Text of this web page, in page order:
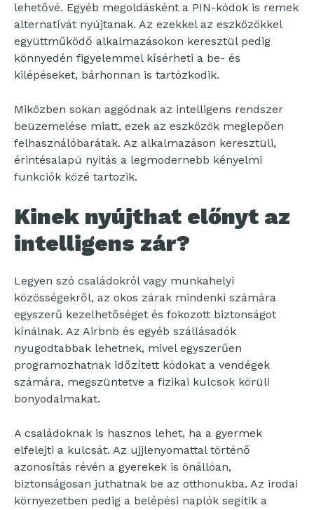
lehetővé. Egyéb megoldásként a PIN-kódok is remek
alternatívát nyújtanak. Az ezekkel az eszközökkel
együttműködő alkalmazásokon keresztül pedig
könnyedén figyelemmel kísérheti a be- és
kilépéseket, bárhonnan is tartózkodik.
Miközben sokan aggódnak az intelligens rendszer
beüzemelése miatt, ezek az eszközök meglepően
felhasználóbarátak. Az alkalmazáson keresztüli,
érintésalapú nyitás a legmodernebb kényelmi
funkciók közé tartozik.
Kinek nyújthat előnyt az
intelligens zár?
Legyen szó családokról vagy munkahelyi
közösségekről, az okos zárak mindenki számára
egyszerű kezelhetőséget és fokozott biztonságot
kínálnak. Az Airbnb és egyéb szállásadók
nyugodtabbak lehetnek, mivel egyszerűen
programozhatnak időzített kódokat a vendégek
számára, megszüntetve a fizikai kulcsok körüli
bonyodalmakat.
A családoknak is hasznos lehet, ha a gyermek
elfelejti a kulcsát. Az ujjlenyomattal történő
azonosítás révén a gyerekek is önállóan,
biztonságosan juthatnak be az otthonukba. Az irodai
környezetben pedig a belépési naplók segítik a